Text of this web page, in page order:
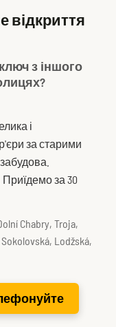
відкриття
з іншого
і
за старими
за 30
Chabry, Troja,
Lodžská,